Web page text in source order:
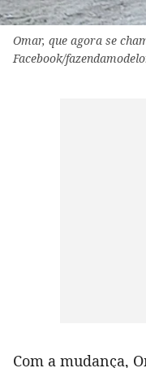
Omar, que agora se
Facebook/
Com a mudança,